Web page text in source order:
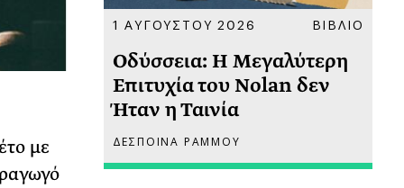
με
1 ΑΥΓΟΥΣΤΟΥ 2026 ΒΙΒΛΙΟ
Οδύσσεια: Η Μεγαλύτερη
Επιτυχία του Nolan δεν
Ήταν η Ταινία
ΔΕΣΠΟΙΝΑ ΡΑΜΜΟΥ